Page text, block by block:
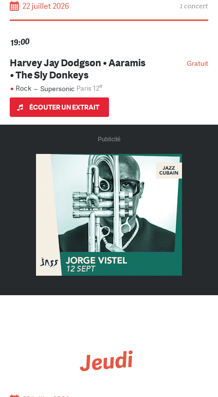
22 juillet 2026 1 concert
19:00
Gratuit
Harvey Jay Dodgson • Aaramis
• The Sly Donkeys
Rock – Supersonic Paris 12e
ÉCOUTER UN EXTRAIT
Publicité
Jeudi